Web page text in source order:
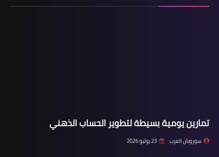
تمارين يومية بسيطة لتطوير الحساب الذهني
سوروبان العرب 23 يوليو 2026